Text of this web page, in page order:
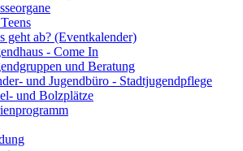
geht ab? (Eventkalender)
- Come In
und Beratung
und Jugendbüro - Stadtjugendpflege
und Bolzplätze